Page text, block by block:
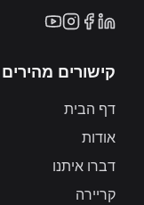
קישורים מהירים
דף הבית
אודות
דברו איתנו
קריירה